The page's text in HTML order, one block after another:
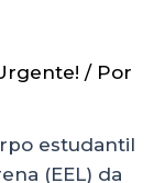
/ Por
estudantil
(EEL) da